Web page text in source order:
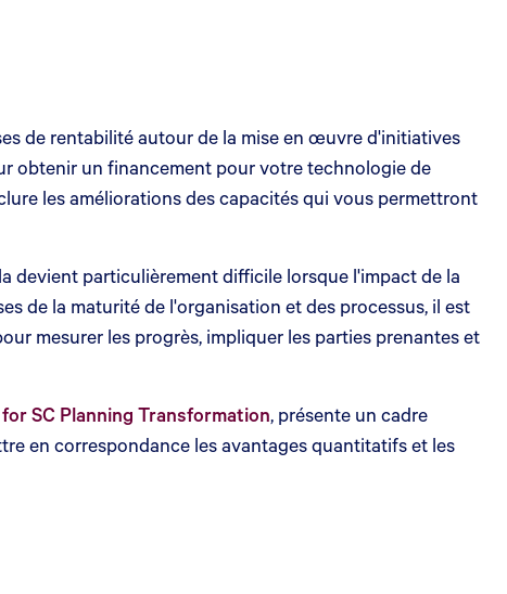
de rentabilité autour de la mise en œuvre d'initiatives
obtenir un financement pour votre technologie de
les améliorations des capacités qui vous permettront
devient particulièrement difficile lorsque l'impact de la
de la maturité de l'organisation et des processus, il est
mesurer les progrès, impliquer les parties prenantes et
SC Planning Transformation, présente un cadre
en correspondance les avantages quantitatifs et les